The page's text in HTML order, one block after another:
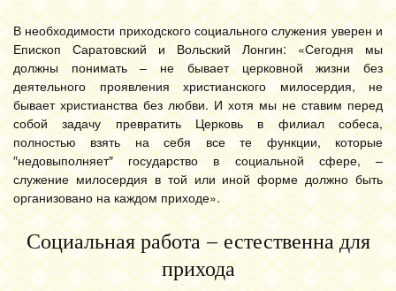
В необходимости приходского социального служения уверен и
Епископ Саратовский и Вольский Лонгин: «Сегодня мы
должны понимать – не бывает церковной жизни без
деятельного проявления христианского милосердия, не
бывает христианства без любви. И хотя мы не ставим перед
собой задачу превратить Церковь в филиал собеса,
полностью взять на себя все те функции, которые
″недовыполняет″ государство в социальной сфере, –
служение милосердия в той или иной форме должно быть
организовано на каждом приходе».
Социальная работа – естественна для
прихода